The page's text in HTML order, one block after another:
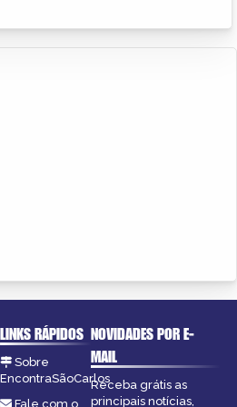
LINKS RÁPIDOS
Sobre
EncontraSãoCarlos
Fale com o
NOVIDADES POR E-
MAIL
Receba grátis as
principais notícias,